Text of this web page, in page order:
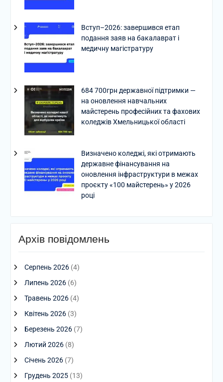
Вступ–2026: завершився етап
подання заяв на бакалаврат і
медичну магістратуру
684 700грн державної підтримки —
на оновлення навчальних
майстерень професійних та фахових
коледжів Хмельницької області
Визначено коледжі, які отримають
державне фінансування на
оновлення інфраструктури в межах
проєкту «100 майстерень» у 2026
році
Архів повідомлень
Серпень 2026(4)
Липень 2026(6)
Травень 2026(4)
Квітень 2026(3)
Березень 2026(7)
Лютий 2026(8)
Січень 2026(7)
Грудень 2025(13)